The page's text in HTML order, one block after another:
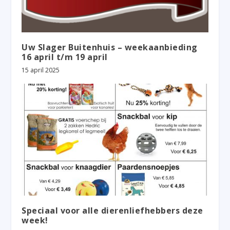
Uw Slager Buitenhuis – weekaanbieding
16 april t/m 19 april
15 april 2025
Speciaal voor alle dierenliefhebbers deze
week!